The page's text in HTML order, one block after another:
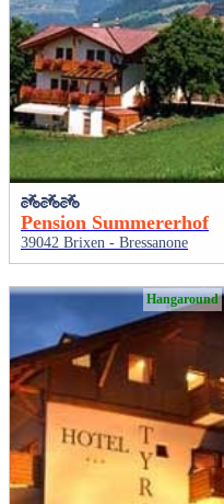
Pension Summererhof
39042 Brixen - Bressanone
Hangaround